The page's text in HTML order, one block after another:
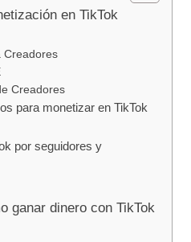
en TikTok
Creadores
Creadores
para monetizar en TikTok
por seguidores y
ganar dinero con TikTok